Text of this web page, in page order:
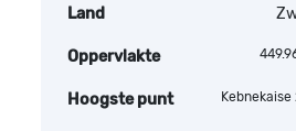
Land
Oppervlakte
Hoogste punt Kebnekaise